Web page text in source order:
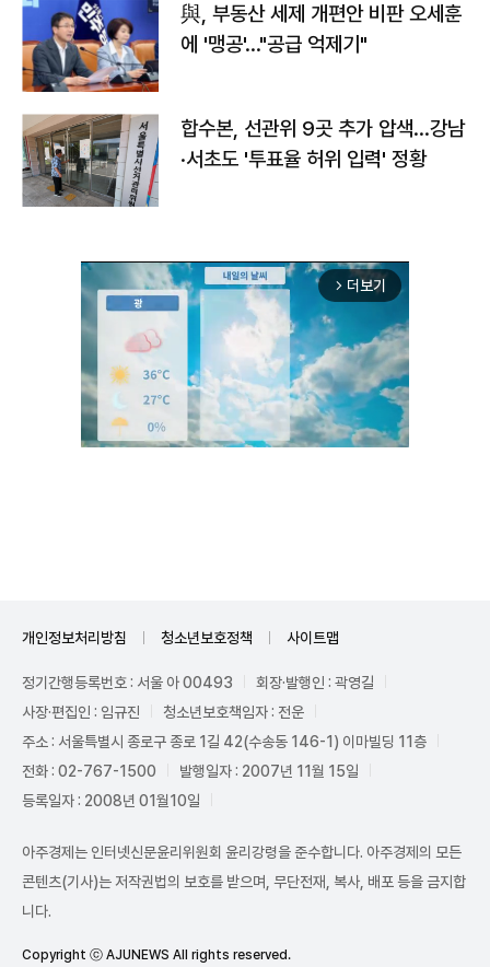
與, 부동산 세제 개편안 비판 오세훈
에 '맹공'…"공급 억제기"
합수본, 선관위 9곳 추가 압색…강남
·서초도 '투표율 허위 입력' 정황
arrow_forward_ios 더보기
개인정보처리방침 청소년보호정책 사이트맵
정기간행등록번호 : 서울 아 00493
회장·발행인 : 곽영길
사장·편집인 : 임규진
청소년보호책임자 : 전운
주소 : 서울특별시 종로구 종로 1길 42(수송동 146-1) 이마빌딩 11층
전화 : 02-767-1500
발행일자 : 2007년 11월 15일
등록일자 : 2008년 01월10일
아주경제는 인터넷신문윤리위원회 윤리강령을 준수합니다. 아주경제의 모든
콘텐츠(기사)는 저작권법의 보호를 받으며, 무단전재, 복사, 배포 등을 금지합
니다.
Copyright ⓒ AJUNEWS All rights reserved.